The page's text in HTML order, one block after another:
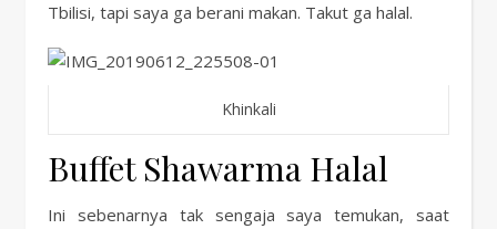
Tbilisi, tapi saya ga berani makan. Takut ga halal.
Khinkali
Buffet Shawarma Halal
Ini sebenarnya tak sengaja saya temukan, saat